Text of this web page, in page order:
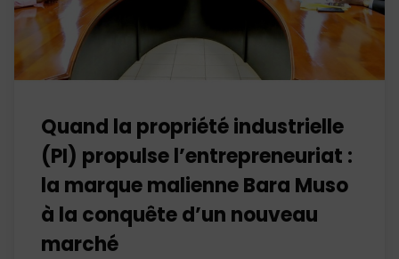
Quand la propriété industrielle
(PI) propulse l’entrepreneuriat :
la marque malienne Bara Muso
à la conquête d’un nouveau
marché